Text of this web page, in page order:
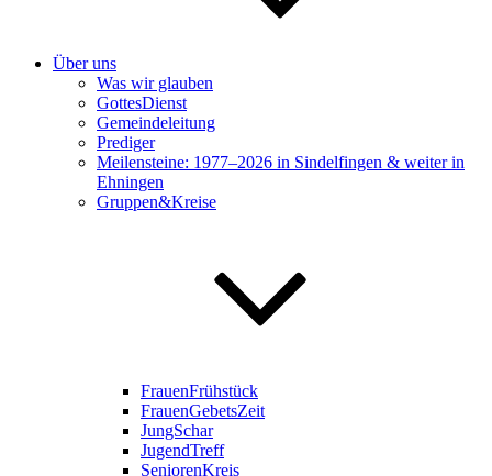
Über uns
Was wir glauben
GottesDienst
Gemeindeleitung
Prediger
Meilensteine: 1977–2026 in Sindelfingen & weiter in
Ehningen
Gruppen&Kreise
FrauenFrühstück
FrauenGebetsZeit
JungSchar
JugendTreff
SeniorenKreis